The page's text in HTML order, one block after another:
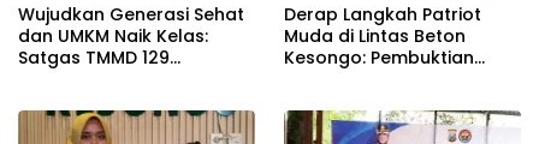
Wujudkan Generasi Sehat
dan UMKM Naik Kelas:
Satgas TMMD 129
Pangan di Kesongo
Derap Langkah Patriot
Muda di Lintas Beton
Kesongo: Pembuktian